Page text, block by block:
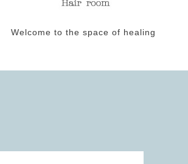
Welcome to the space of healing